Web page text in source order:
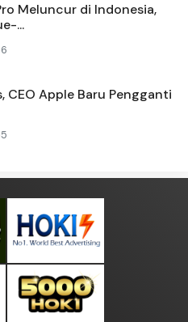
Meluncur di Indonesia,
...
CEO Apple Baru Pengganti